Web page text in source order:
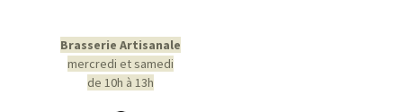
Brasserie Artisanale
mercredi et samedi
de 10h à 13h